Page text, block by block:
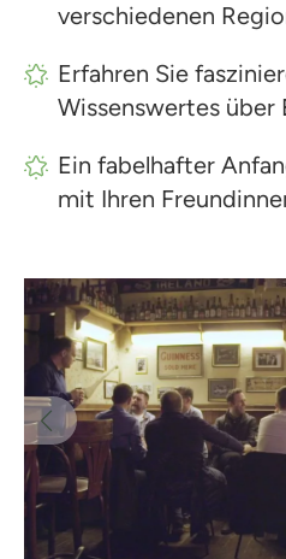
verschiedenen
Erfahren Sie
Wissenswertes über
Ein fabelhafter
mit Ihren